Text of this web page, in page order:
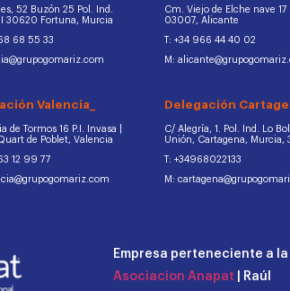
52 Buzón 25 Pol. Ind.
I 30620 Fortuna, Murcia
68 55 33
Valencia_
de Tormos 16 P.I. Invasa |
de Poblet, Valencia
12 99 77
Cm. Viejo de Elche nave 17
03007, Alicante
T: +34 966 44 40 02
M:
Delegación
C/ Alegría, 1. Pol. Ind. Lo
Unión, Cartagena, Murcia,
T: +34968022133
M:
Empresa perteneciente a la
Asociacion Anapat | Raúl